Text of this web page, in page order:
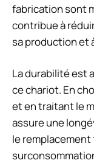
fabrication sont
contribue à
sa production et
La durabilité est
ce chariot. En
et en traitant le
assure une
le